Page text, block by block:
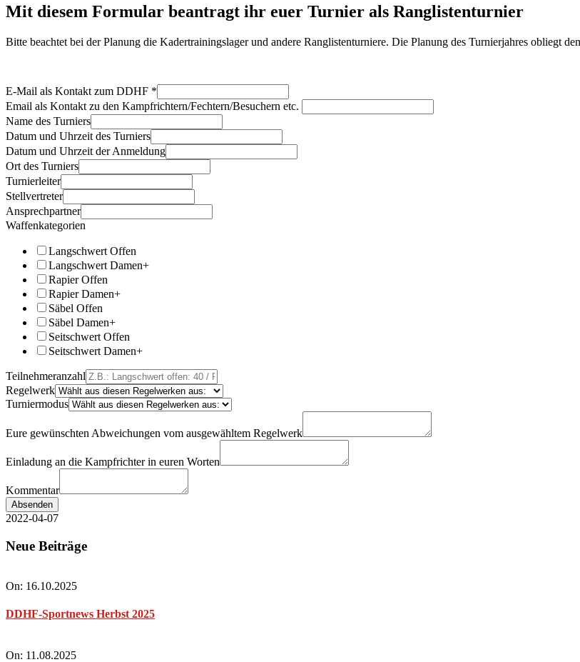
Mit diesem Formular beantragt ihr euer Turnier als Ranglistenturnier
Bitte beachtet bei der Planung die Kadertrainingslager und andere Ranglistenturniere. Die Planung des Turnierjahres obliegt
E-Mail als Kontakt zum DDHF *
Email als Kontakt zu den Kampfrichtern/Fechtern/Besuchern etc.
Name des Turniers
Datum und Uhrzeit des Turniers
Datum und Uhrzeit der Anmeldung
Ort des Turniers
Turnierleiter
Stellvertreter
Ansprechpartner
Waffenkategorien
Langschwert Offen
Langschwert Damen+
Rapier Offen
Rapier Damen+
Säbel Offen
Säbel Damen+
Seitschwert Offen
Seitschwert Damen+
Teilnehmeranzahl
Regelwerk
Turniermodus
Eure gewünschten Abweichungen vom ausgewähltem Regelwerk
Einladung an die Kampfrichter in euren Worten
Kommentar
Absenden
2022-04-07
Neue Beiträge
On: 16.10.2025
DDHF-Sportnews Herbst 2025
On: 11.08.2025